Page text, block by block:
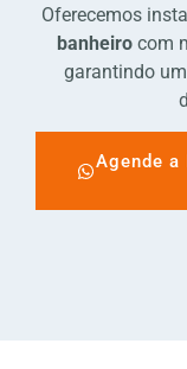
Oferecemos
banheirocom
garantindo
Agende a